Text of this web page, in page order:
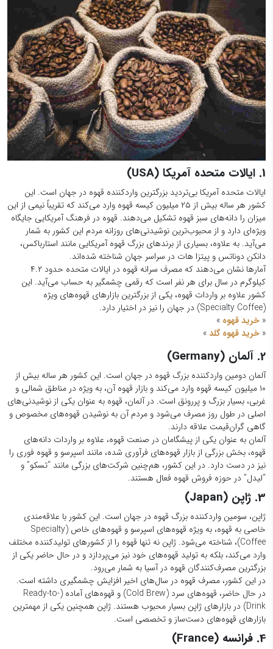
1. ایالات متحده آمریکا (USA)
ایالات متحده آمریکا بی‌تردید بزرگترین واردکننده قهوه در جهان است. این
کشور هر ساله بیش از ۲۵ میلیون کیسه قهوه وارد می‌کند که تقریباً نیمی از این
میزان را دانه‌های سبز قهوه تشکیل می‌دهند. قهوه در فرهنگ آمریکایی جایگاه
ویژه‌ای دارد و از محبوب‌ترین نوشیدنی‌های روزانه مردم این کشور به شمار
می‌آید. به علاوه، بسیاری از برندهای بزرگ قهوه آمریکایی مانند استارباکس،
دانکن دوناتس و پیتزا هات در سراسر جهان شناخته شده‌اند.
آمارها نشان می‌دهند که مصرف سرانه قهوه در ایالات متحده حدود ۴.۲
کیلوگرم در سال برای هر نفر است که رقمی چشمگیر به حساب می‌آید. این
کشور علاوه بر واردات قهوه، یکی از بزرگترین بازارهای قهوه‌های ویژه
(Specialty Coffee) در جهان را نیز در اختیار دارد.
« خرید قهوه »
« خرید قهوه گلد»
2. آلمان (Germany)
آلمان دومین واردکننده بزرگ قهوه در جهان است. این کشور هر ساله بیش از
۱۰ میلیون کیسه قهوه وارد می‌کند و بازار قهوه آن، به ویژه در مناطق شمالی و
غربی، بسیار بزرگ و پررونق است. در آلمان، قهوه به عنوان یکی از نوشیدنی‌های
اصلی در طول روز مصرف می‌شود و مردم آن به نوشیدن قهوه‌های مخصوص و
گاهی گران‌قیمت علاقه دارند.
آلمان به عنوان یکی از پیشگامان در صنعت قهوه، علاوه بر واردات دانه‌های
قهوه، بخش بزرگی از بازار قهوه‌های فرآوری شده، مانند اسپرسو و قهوه فوری را
نیز در دست دارد. در این کشور، هم‌چنین شرکت‌های بزرگی مانند “تسکو” و
“لیدل” در حوزه فروش قهوه فعال هستند.
3. ژاپن (Japan)
ژاپن، سومین واردکننده بزرگ قهوه در جهان است. این کشور با علاقه‌مندی
خاصی به قهوه، به ویژه قهوه‌های اسپرسو و قهوه‌های خاص (Specialty
Coffee)، شناخته می‌شود. ژاپن نه تنها قهوه را از کشورهای تولیدکننده مختلف
وارد می‌کند، بلکه به تولید قهوه‌های خود نیز می‌پردازد و در حال حاضر یکی از
بزرگترین مصرف‌کنندگان قهوه در آسیا به شمار می‌رود.
در این کشور، مصرف قهوه در سال‌های اخیر افزایش چشمگیری داشته است.
در حال حاضر، قهوه‌های سرد (Cold Brew) و قهوه‌های آماده (Ready-to-
Drink) در بازارهای ژاپن بسیار محبوب هستند. ژاپن همچنین یکی از مهمترین
بازارهای قهوه‌های دست‌ساز و تخصصی است.
4. فرانسه (France)